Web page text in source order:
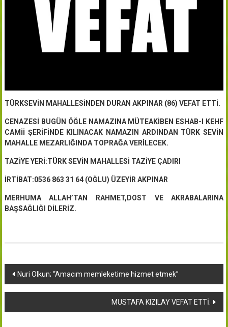
TÜRKSEVİN MAHALLESİNDEN DURAN AKPINAR (86) VEFAT ETTİ.
CENAZESİ BUGÜN ÖĞLE NAMAZINA MÜTEAKİBEN ESHAB-I KEHF
CAMİİ ŞERİFİNDE KILINACAK NAMAZIN ARDINDAN TÜRK SEVİN
MAHALLE MEZARLIĞINDA TOPRAĞA VERİLECEK.
TAZİYE YERİ:TÜRK SEVİN MAHALLESİ TAZİYE ÇADIRI
İRTİBAT:0536 863 31 64 (OĞLU) ÜZEYİR AKPINAR
MERHUMA ALLAH’TAN RAHMET,DOST VE AKRABALARINA
BAŞSAĞLIĞI DİLERİZ.
Yazı
dolaşımı
Nuri Olkun; “Amacım memleketime hizmet etmek”
MUSTAFA KIZILAY VEFAT ETTİ.